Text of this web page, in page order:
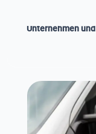
Unternehmen